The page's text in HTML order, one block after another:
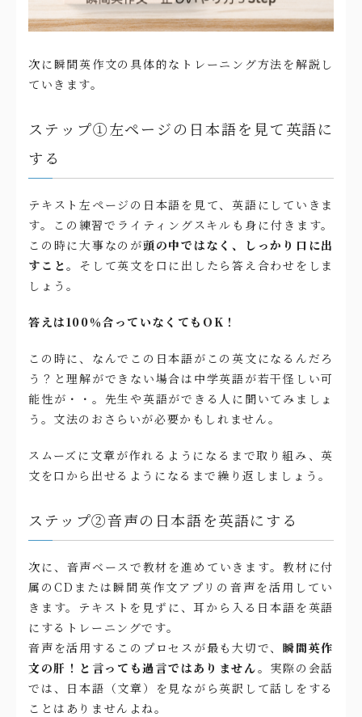
次に瞬間英作文の具体的なトレーニング方法を解説し
ていきます。
ステップ①左ページの日本語を見て英語に
する
テキスト左ページの日本語を見て、英語にしていきま
す。この練習でライティングスキルも身に付きます。
この時に大事なのが頭の中ではなく、しっかり口に出
すこと。 そして英文を口に出したら答え合わせをしま
しょう。
答えは100％合っていなくてもOK！
この時に、なんでこの日本語がこの英文になるんだろ
う？と理解ができない場合は中学英語が若干怪しい可
能性が・・。先生や英語ができる人に聞いてみましょ
う。文法のおさらいが必要かもしれません。
スムーズに文章が作れるようになるまで取り組み、英
文を口から出せるようになるまで繰り返しましょう。
ステップ②音声の日本語を英語にする
次に、音声ベースで教材を進めていきます。教材に付
属のCDまたは瞬間英作文アプリの音声を活用してい
きます。テキストを見ずに、耳から入る日本語を英語
にするトレーニングです。
音声を活用するこのプロセスが最も大切で、瞬間英作
文の肝！と言っても過言ではありません。 実際の会話
では、日本語（文章）を見ながら英訳して話しをする
ことはありませんよね。